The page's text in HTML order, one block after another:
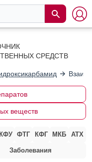
СРЕДСТВ
веществ
КФУ ФТГ КФГ МКБ АТХ
Заболевания